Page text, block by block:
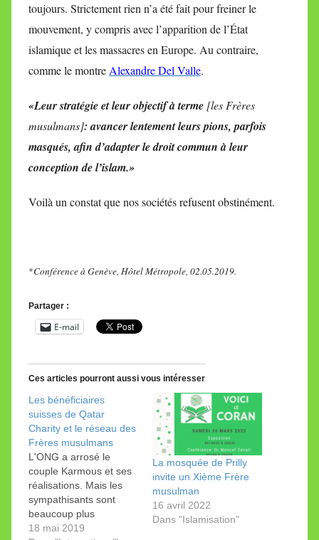
toujours. Strictement rien n’a été fait pour freiner le
mouvement, y compris avec l’apparition de l’État
islamique et les massacres en Europe. Au contraire,
comme le montre Alexandre Del Valle.
«Leur stratégie et leur objectif à terme [les Frères
musulmans]: avancer lentement leurs pions, parfois
masqués, afin d’adapter le droit commun à leur
conception de l’islam.»
Voilà un constat que nos sociétés refusent obstinément.
*Conférence à Genève, Hôtel Métropole, 02.05.2019.
Partager :
E-mail
Ces articles pourront aussi vous intéresser
Les bénéficiaires
suisses de Qatar
Charity et le réseau des
Frères musulmans
L'ONG a arrosé le
couple Karmous et ses
réalisations. Mais les
sympathisants sont
beaucoup plus
nombreux: la quasi-
18 mai 2019
La mosquée de Prilly
invite un Xième Frère
musulman
16 avril 2022
Dans "Islamisation"